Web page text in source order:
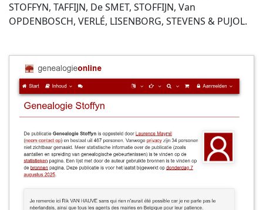
STOFFYN, TAFFIJN, De SMET, STOFFIJN, Van
OPDENBOSCH, VERLÉ, LISENBORG, STEVENS & PUJOL.